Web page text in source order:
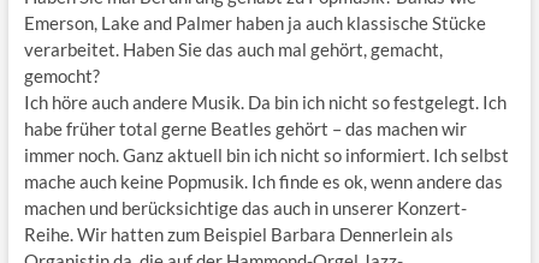
Emerson, Lake and Palmer haben ja auch klassische Stücke
verarbeitet. Haben Sie das auch mal gehört, gemacht,
gemocht?
Ich höre auch andere Musik. Da bin ich nicht so festgelegt. Ich
habe früher total gerne Beatles gehört – das machen wir
immer noch. Ganz aktuell bin ich nicht so informiert. Ich selbst
mache auch keine Popmusik. Ich finde es ok, wenn andere das
machen und berücksichtige das auch in unserer Konzert-
Reihe. Wir hatten zum Beispiel Barbara Dennerlein als